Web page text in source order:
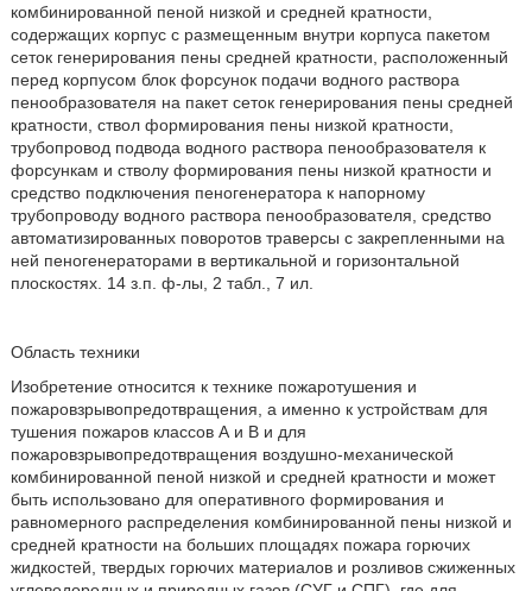
комбинированной пеной низкой и средней кратности,
содержащих корпус с размещенным внутри корпуса пакетом
сеток генерирования пены средней кратности, расположенный
перед корпусом блок форсунок подачи водного раствора
пенообразователя на пакет сеток генерирования пены средней
кратности, ствол формирования пены низкой кратности,
трубопровод подвода водного раствора пенообразователя к
форсункам и стволу формирования пены низкой кратности и
средство подключения пеногенератора к напорному
трубопроводу водного раствора пенообразователя, средство
автоматизированных поворотов траверсы с закрепленными на
ней пеногенераторами в вертикальной и горизонтальной
плоскостях. 14 з.п. ф-лы, 2 табл., 7 ил.
Область техники
Изобретение относится к технике пожаротушения и
пожаровзрывопредотвращения, а именно к устройствам для
тушения пожаров классов А и В и для
пожаровзрывопредотвращения воздушно-механической
комбинированной пеной низкой и средней кратности и может
быть использовано для оперативного формирования и
равномерного распределения комбинированной пены низкой и
средней кратности на больших площадях пожара горючих
жидкостей, твердых горючих материалов и розливов сжиженных